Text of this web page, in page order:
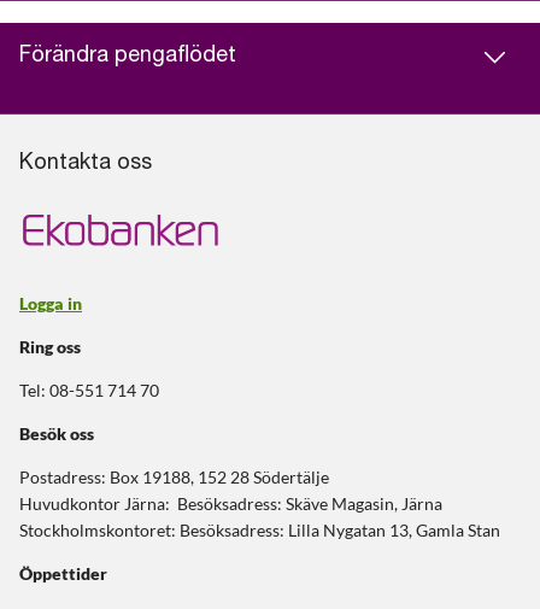
Förändra pengaflödet
Kontakta oss
Logga in
Ring oss
Tel: 08-551 714 70
Besök oss
Postadress: Box 19188, 152 28 Södertälje
Huvudkontor Järna: Besöksadress: Skäve Magasin, Järna
Stockholmskontoret: Besöksadress: Lilla Nygatan 13, Gamla Stan
Öppettider